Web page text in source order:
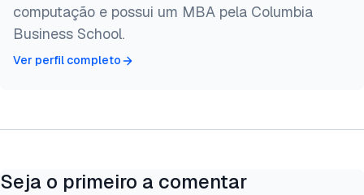
computação e possui um MBA pela Columbia
Business School.
Ver perfil completo
Seja o primeiro a comentar